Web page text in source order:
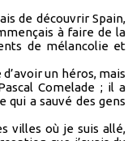
de découvrir Spain,
à faire de la
de mélancolie et
un héros, mais
Comelade ; il a
a sauvé des gens
villes où je suis allé,